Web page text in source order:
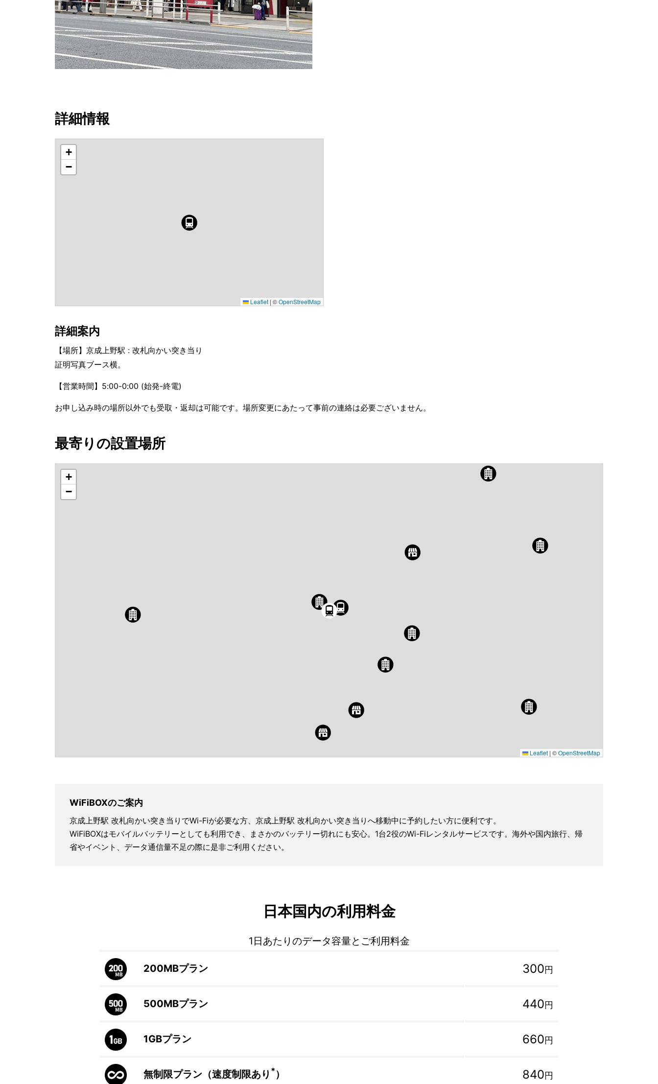
詳細情報
+
−
Leaflet | ©OpenStreetMap
詳細案内
【場所】京成上野駅 : 改札向かい突き当り
証明写真ブース横。
【営業時間】5:00-0:00 (始発-終電)
お申し込み時の場所以外でも受取・返却は可能です。場所変更にあたって事前の連絡は必要ございません。
最寄りの設置場所
+
−
Leaflet | ©OpenStreetMap
WiFiBOXのご案内
京成上野駅 改札向かい突き当りでWi-Fiが必要な方、京成上野駅 改札向かい突き当りへ移動中に予約したい方に便利です。
WiFiBOXはモバイルバッテリーとしても利用でき、まさかのバッテリー切れにも安心。1台2役のWi-Fiレンタルサービスです。海外や国内旅行、帰
省やイベント、データ通信量不足の際に是非ご利用ください。
日本国内の利用料金
1日あたりのデータ容量とご利用料金
200MBプラン 300円
500MBプラン 440円
1GBプラン 660円
無制限プラン（速度制限あり * ） 840円